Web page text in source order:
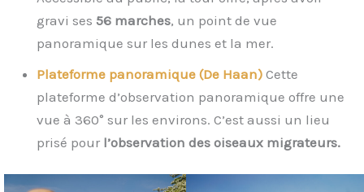
gravi ses 56 marches, un point de vue
panoramique sur les dunes et la mer.
Plateforme panoramique (De Haan) Cette
plateforme d’observation panoramique offre une
vue à 360° sur les environs. C’est aussi un lieu
prisé pour l’observation des oiseaux migrateurs.